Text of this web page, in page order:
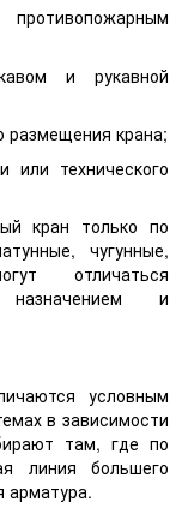
и рукавной
размещения крана;
или технического
кран только по
чугунные,
отличаться
назначением и
условным
в зависимости
там, где по
линия большего
арматура.